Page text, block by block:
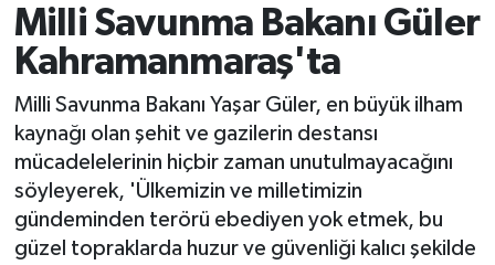
Milli Savunma Bakanı Güler
Kahramanmaraş'ta
Milli Savunma Bakanı Yaşar Güler, en büyük ilham
kaynağı olan şehit ve gazilerin destansı
mücadelelerinin hiçbir zaman unutulmayacağını
söyleyerek, 'Ülkemizin ve milletimizin
gündeminden terörü ebediyen yok etmek, bu
güzel topraklarda huzur ve güvenliği kalıcı şekilde
Sağlık
Siyaset
Spor
Teknoloji
Yaşam
Son Dakika Haberleri
Haber Arşivi